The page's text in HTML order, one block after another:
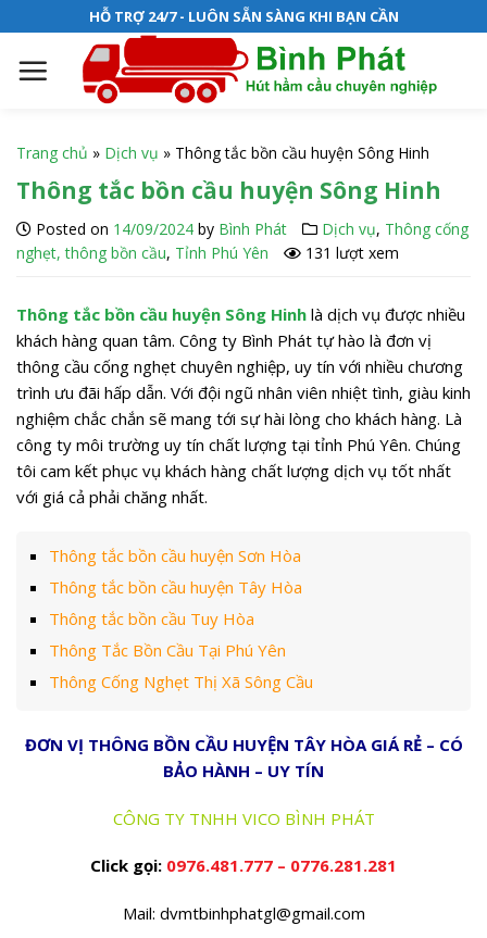
k
HỖ TRỢ 24/7 - LUÔN SẴN SÀNG KHI BẠN CẦN
Trang chủ » Dịch vụ » Thông tắc bồn cầu huyện Sông Hinh
Thông tắc bồn cầu huyện Sông Hinh
Posted on 14/09/2024 by Bình Phát Dịch vụ, Thông cống
nghẹt, thông bồn cầu, Tỉnh Phú Yên 131 lượt xem
Thông tắc bồn cầu huyện Sông Hinh là dịch vụ được nhiều
khách hàng quan tâm. Công ty Bình Phát tự hào là đơn vị
thông cầu cống nghẹt chuyên nghiệp, uy tín với nhiều chương
trình ưu đãi hấp dẫn. Với đội ngũ nhân viên nhiệt tình, giàu kinh
nghiệm chắc chắn sẽ mang tới sự hài lòng cho khách hàng. Là
công ty môi trường uy tín chất lượng tại tỉnh Phú Yên. Chúng
tôi cam kết phục vụ khách hàng chất lượng dịch vụ tốt nhất
với giá cả phải chăng nhất.
Thông tắc bồn cầu huyện Sơn Hòa
Thông tắc bồn cầu huyện Tây Hòa
Thông tắc bồn cầu Tuy Hòa
Thông Tắc Bồn Cầu Tại Phú Yên
Thông Cống Nghẹt Thị Xã Sông Cầu
ĐƠN VỊ THÔNG BỒN CẦU HUYỆN TÂY HÒA GIÁ RẺ – CÓ
BẢO HÀNH – UY TÍN
CÔNG TY TNHH VICO BÌNH PHÁT
Click gọi: 0976.481.777 – 0776.281.281
Mail: dvmtbinhphatgl@gmail.com